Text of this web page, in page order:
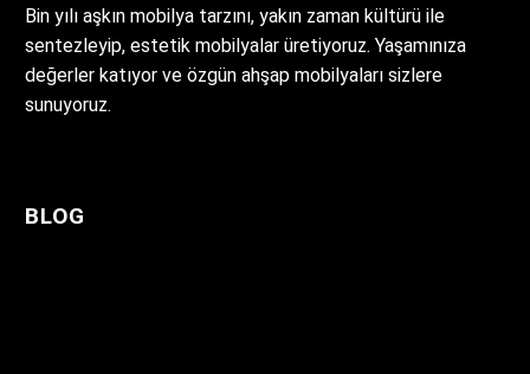
Bin yılı aşkın mobilya tarzını, yakın zaman kültürü ile
sentezleyip, estetik mobilyalar üretiyoruz. Yaşamınıza
değerler katıyor ve özgün ahşap mobilyaları sizlere
sunuyoruz.
BLOG